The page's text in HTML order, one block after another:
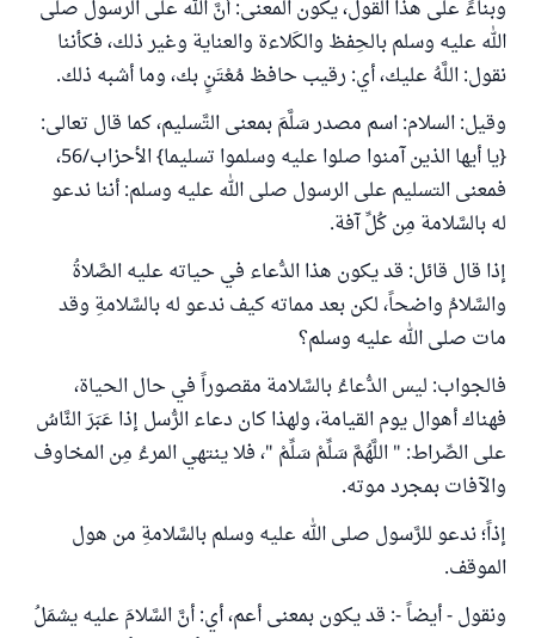
وبناءً على هذا القول، يكون المعنى: أنَّ الله على الرسول صلى
الله عليه وسلم بالحِفظ والكَلاءة والعناية وغير ذلك، فكأننا
نقول: اللَّهُ عليك، أي: رقيب حافظ مُعْتَنٍ بك، وما أشبه ذلك.
وقيل: السلام: اسم مصدر سَلَّمَ بمعنى التَّسليم، كما قال تعالى:
{يا أيها الذين آمنوا صلوا عليه وسلموا تسليما} الأحزاب/56،
فمعنى التسليم على الرسول صلى الله عليه وسلم: أننا ندعو
له بالسَّلامة مِن كُلِّ آفة.
إذا قال قائل: قد يكون هذا الدُّعاء في حياته عليه الصَّلاةُ
والسَّلامُ واضحاً، لكن بعد مماته كيف ندعو له بالسَّلامةِ وقد
مات صلى الله عليه وسلم؟
فالجواب: ليس الدُّعاءُ بالسَّلامة مقصوراً في حال الحياة،
فهناك أهوال يوم القيامة، ولهذا كان دعاء الرُّسل إذا عَبَرَ النَّاسُ
على الصِّراط: " اللَّهُمَّ سَلِّمْ سَلِّمْ "، فلا ينتهي المرءُ مِن المخاوف
والآفات بمجرد موته.
إذاً؛ ندعو للرَّسول صلى الله عليه وسلم بالسَّلامةِ من هول
الموقف.
ونقول - أيضاً -: قد يكون بمعنى أعم، أي: أنَّ السَّلامَ عليه يشمَلُ